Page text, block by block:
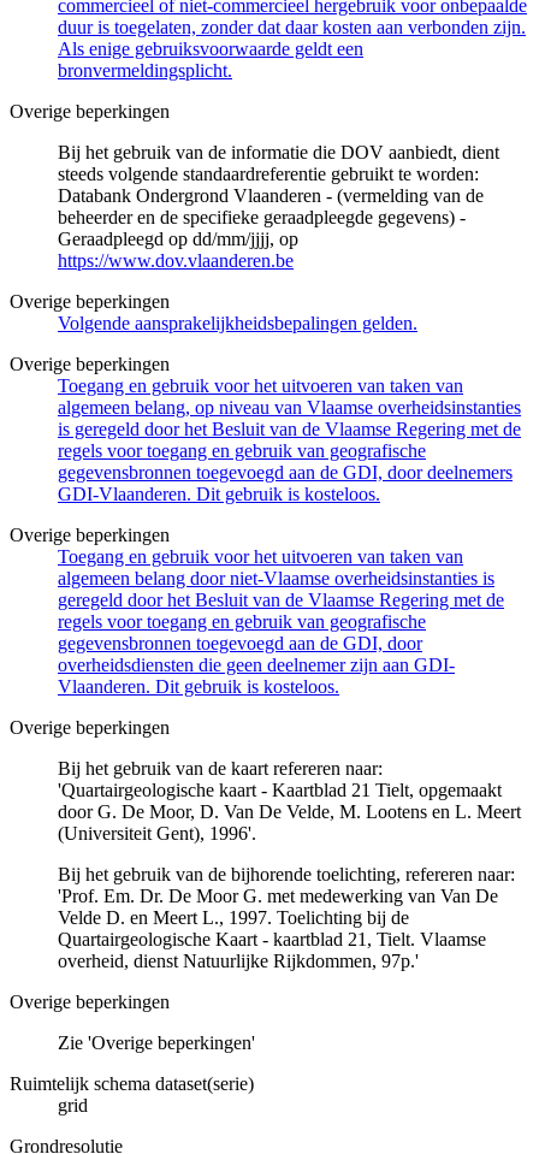
commercieel of niet-commercieel hergebruik voor onbepaalde
duur is toegelaten, zonder dat daar kosten aan verbonden zijn.
Als enige gebruiksvoorwaarde geldt een
bronvermeldingsplicht.
Overige beperkingen
Bij het gebruik van de informatie die DOV aanbiedt, dient
steeds volgende standaardreferentie gebruikt te worden:
Databank Ondergrond Vlaanderen - (vermelding van de
beheerder en de specifieke geraadpleegde gegevens) -
Geraadpleegd op dd/mm/jjjj, op
https://www.dov.vlaanderen.be
Overige beperkingen
Volgende aansprakelijkheidsbepalingen gelden.
Overige beperkingen
Toegang en gebruik voor het uitvoeren van taken van
algemeen belang, op niveau van Vlaamse overheidsinstanties
is geregeld door het Besluit van de Vlaamse Regering met de
regels voor toegang en gebruik van geografische
gegevensbronnen toegevoegd aan de GDI, door deelnemers
GDI-Vlaanderen. Dit gebruik is kosteloos.
Overige beperkingen
Toegang en gebruik voor het uitvoeren van taken van
algemeen belang door niet-Vlaamse overheidsinstanties is
geregeld door het Besluit van de Vlaamse Regering met de
regels voor toegang en gebruik van geografische
gegevensbronnen toegevoegd aan de GDI, door
overheidsdiensten die geen deelnemer zijn aan GDI-
Vlaanderen. Dit gebruik is kosteloos.
Overige beperkingen
Bij het gebruik van de kaart refereren naar:
'Quartairgeologische kaart - Kaartblad 21 Tielt, opgemaakt
door G. De Moor, D. Van De Velde, M. Lootens en L. Meert
(Universiteit Gent), 1996'.
Bij het gebruik van de bijhorende toelichting, refereren naar:
'Prof. Em. Dr. De Moor G. met medewerking van Van De
Velde D. en Meert L., 1997. Toelichting bij de
Quartairgeologische Kaart - kaartblad 21, Tielt. Vlaamse
overheid, dienst Natuurlijke Rijkdommen, 97p.'
Overige beperkingen
Zie 'Overige beperkingen'
Ruimtelijk schema dataset(serie)
grid
Grondresolutie